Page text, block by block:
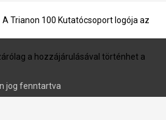
A Trianon 100 Kutatócsoport logója az
a hozzájárulásával történhet a
jog fenntartva